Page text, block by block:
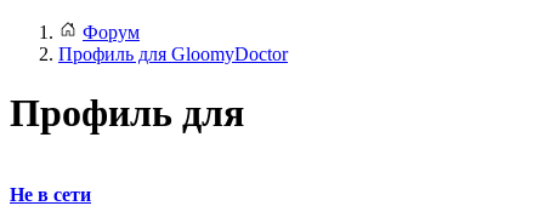
Форум
Профиль для GloomyDoctor
Профиль для
Не в сети